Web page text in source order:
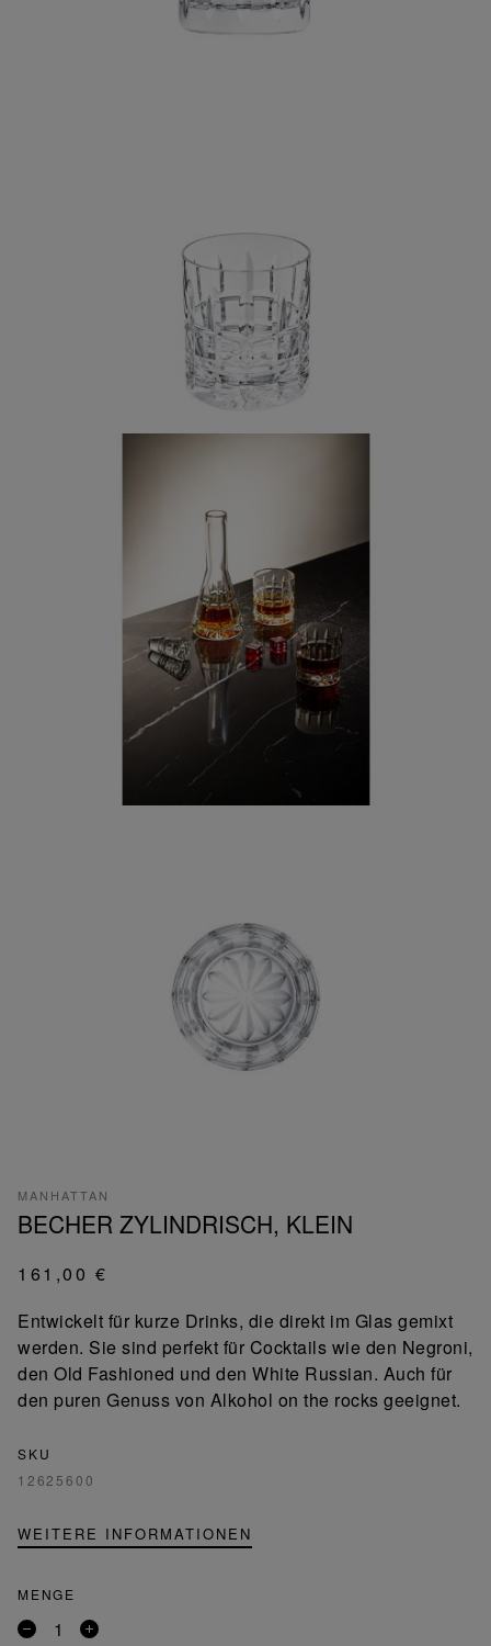
MANHATTAN
BECHER ZYLINDRISCH, KLEIN
161,00 €
Entwickelt für kurze Drinks, die direkt im Glas gemixt
werden. Sie sind perfekt für Cocktails wie den Negroni,
den Old Fashioned und den White Russian. Auch für
den puren Genuss von Alkohol on the rocks geeignet.
SKU
12625600
WEITERE INFORMATIONEN
MENGE
EntfernenEin